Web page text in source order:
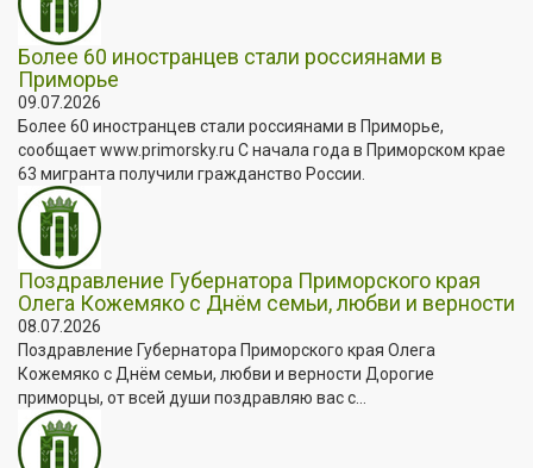
Более 60 иностранцев стали россиянами в
Приморье
09.07.2026
Более 60 иностранцев стали россиянами в Приморье,
сообщает www.primorsky.ru С начала года в Приморском крае
63 мигранта получили гражданство России.
Поздравление Губернатора Приморского края
Олега Кожемяко с Днём семьи, любви и верности
08.07.2026
Поздравление Губернатора Приморского края Олега
Кожемяко с Днём семьи, любви и верности Дорогие
приморцы, от всей души поздравляю вас с...